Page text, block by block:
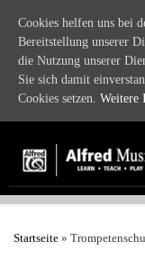
Zum Inhalt springen
Startseite »
Cookies helfen uns bei
Bereitstellung unserer
die Nutzung unserer
Sie sich damit
Cookies setzen. Weitere